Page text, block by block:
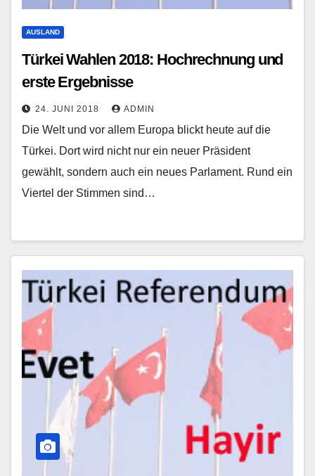
AUSLAND
Türkei Wahlen 2018: Hochrechnung und
erste Ergebnisse
24. JUNI 2018 ADMIN
Die Welt und vor allem Europa blickt heute auf die
Türkei. Dort wird nicht nur ein neuer Präsident
gewählt, sondern auch ein neues Parlament. Rund ein
Viertel der Stimmen sind…